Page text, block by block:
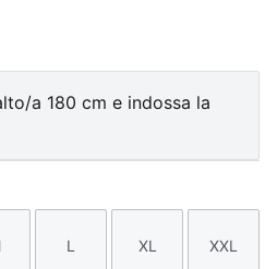
a 180 cm e indossa la
Taglia
L
Taglia
XL
Taglia
XXL